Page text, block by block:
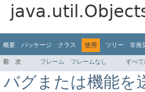
概要 パッケージ クラス 使用 ツリー 非推
前 次 フレーム フレームなし すべ
バグまたは機能を